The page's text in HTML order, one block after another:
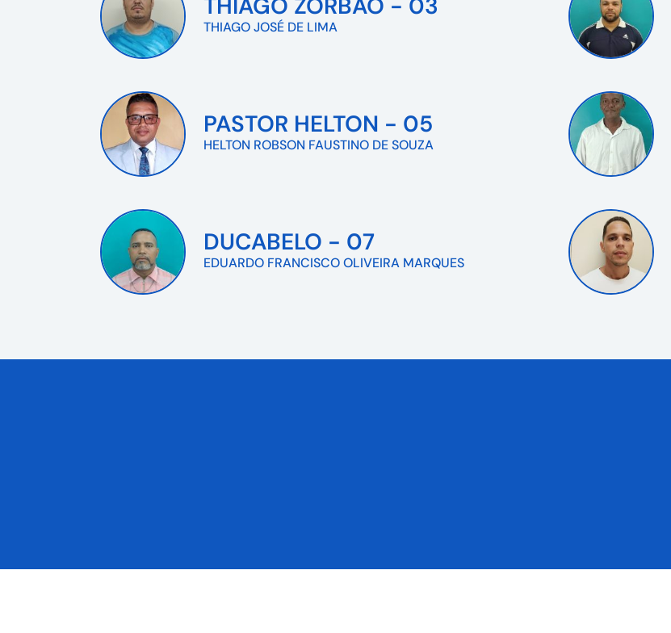
THIAGO JOSÉ DE LIMA
PASTOR HELTON - 05
HELTON ROBSON FAUSTINO DE SOUZA
DUCABELO - 07
EDUARDO FRANCISCO OLIVEIRA MARQUES